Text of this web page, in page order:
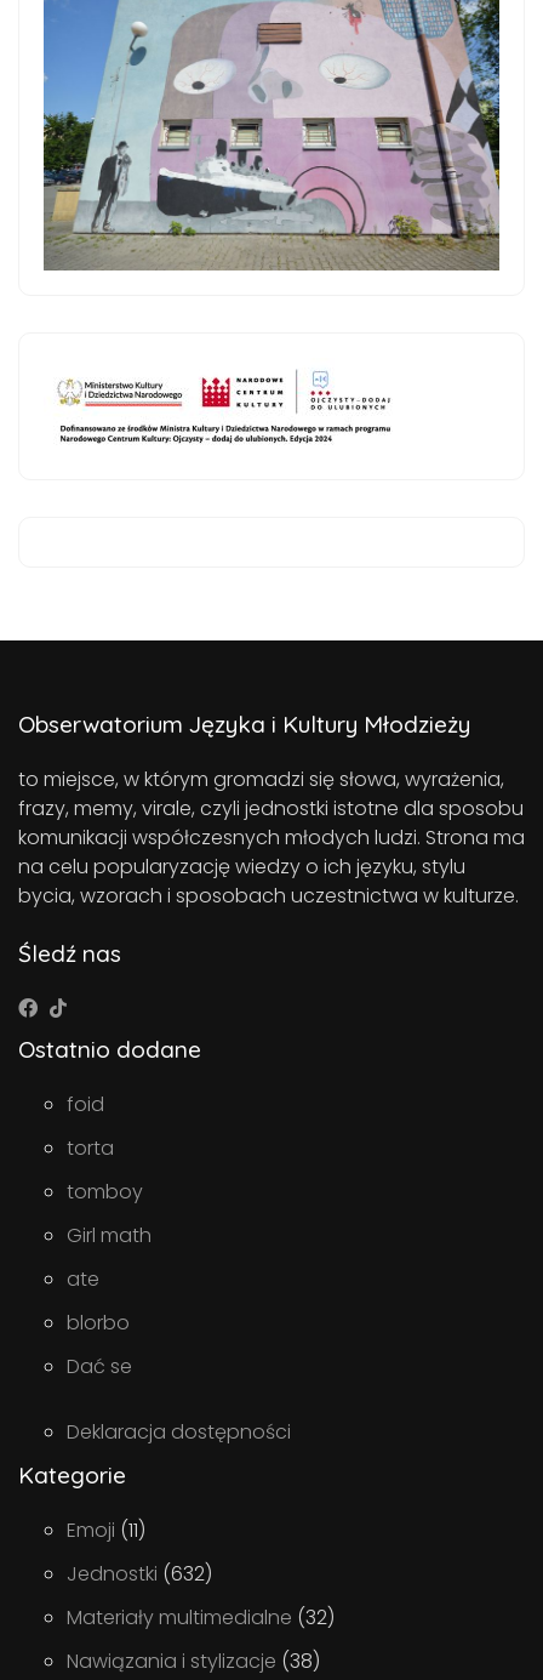
Obserwatorium Języka i Kultury Młodzieży
to miejsce, w którym gromadzi się słowa, wyrażenia,
frazy, memy, virale, czyli jednostki istotne dla sposobu
komunikacji współczesnych młodych ludzi. Strona ma
na celu popularyzację wiedzy o ich języku, stylu
bycia, wzorach i sposobach uczestnictwa w kulturze.
Śledź nas
Ostatnio dodane
foid
torta
tomboy
Girl math
ate
blorbo
Dać se
Deklaracja dostępności
Kategorie
Emoji (11)
Jednostki (632)
Materiały multimedialne (32)
Nawiązania i stylizacje (38)